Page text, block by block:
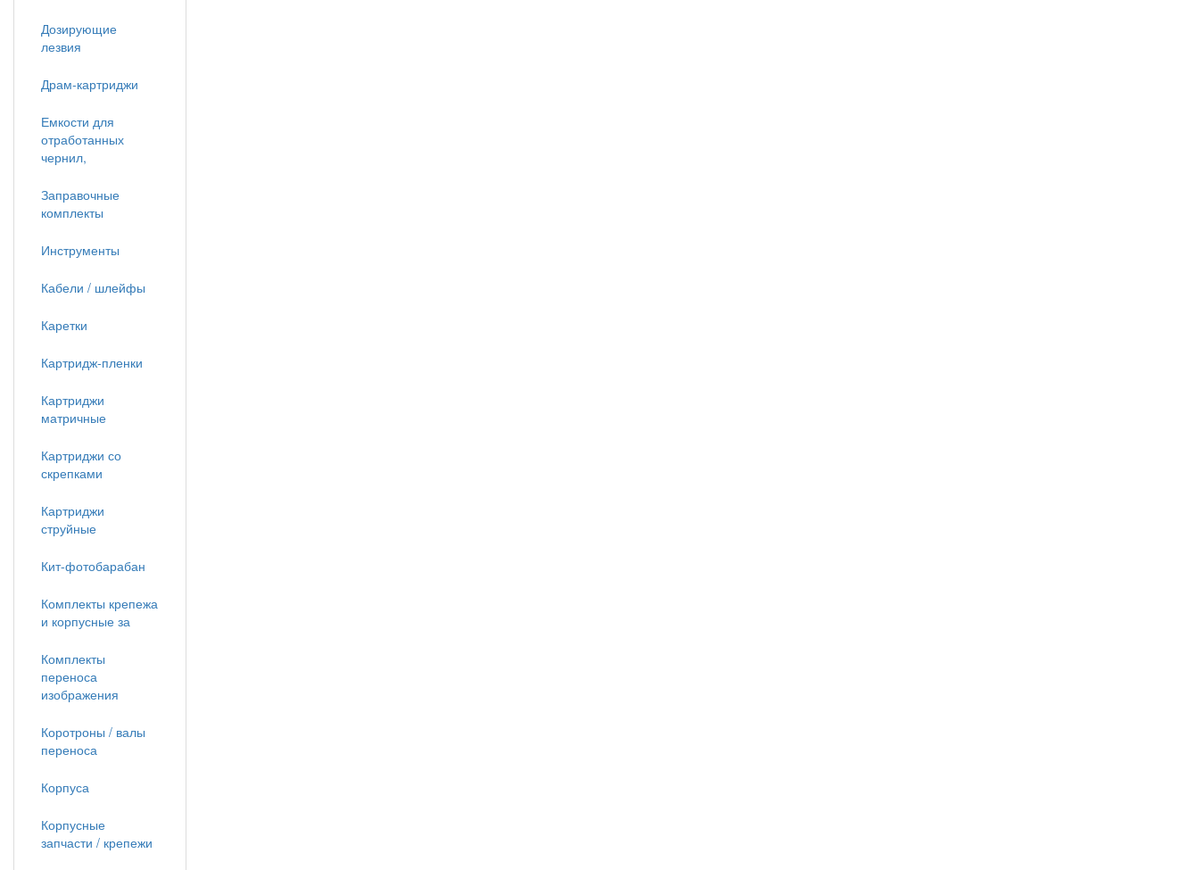
Дозирующие
лезвия
Драм-картриджи
Емкости для
отработанных
чернил,
Заправочные
комплекты
Инструменты
Кабели / шлейфы
Каретки
Картридж-пленки
Картриджи
матричные
Картриджи со
скрепками
Картриджи
струйные
Кит-фотобарабан
Комплекты крепежа
и корпусные за
Комплекты
переноса
изображения
Коротроны / валы
переноса
Корпуса
Корпусные
запчасти / крепежи